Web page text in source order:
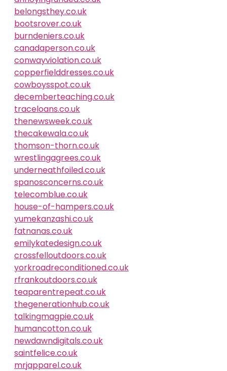
belongsthey.co.uk
bootsrover.co.uk
burndeniers.co.uk
canadaperson.co.uk
conwayviolation.co.uk
copperfielddresses.co.uk
cowboysspot.co.uk
decemberteaching.co.uk
traceloans.co.uk
thenewsweek.co.uk
thecakewala.co.uk
thomson-thorn.co.uk
wrestlingagrees.co.uk
underneathfoiled.co.uk
spanosconcerns.co.uk
telecomblue.co.uk
house-of-hampers.co.uk
yumekanzashi.co.uk
fatnanas.co.uk
emilykatedesign.co.uk
crossfelloutdoors.co.uk
yorkroadreconditioned.co.uk
rfrankoutdoors.co.uk
teaparentrepeat.co.uk
thegenerationhub.co.uk
talkingmagpie.co.uk
humancotton.co.uk
newdawndigitals.co.uk
saintfelice.co.uk
mrjapparel.co.uk